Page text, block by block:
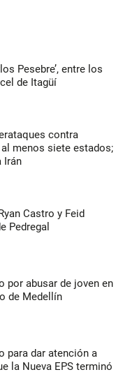
Pesebre’, entre los
de Itagüí
contra
menos siete estados;
Irán
Castro y Feid
Pedregal
por abusar de joven en
de Medellín
para dar atención a
la Nueva EPS terminó